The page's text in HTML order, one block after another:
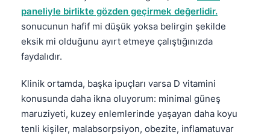
paneliyle birlikte gözden geçirmek değerlidir.
sonucunun hafif mi düşük yoksa belirgin şekilde
eksik mi olduğunu ayırt etmeye çalıştığınızda
faydalıdır.
Klinik ortamda, başka ipuçları varsa D vitamini
konusunda daha ikna oluyorum: minimal güneş
maruziyeti, kuzey enlemlerinde yaşayan daha koyu
tenli kişiler, malabsorpsiyon, obezite, inflamatuvar